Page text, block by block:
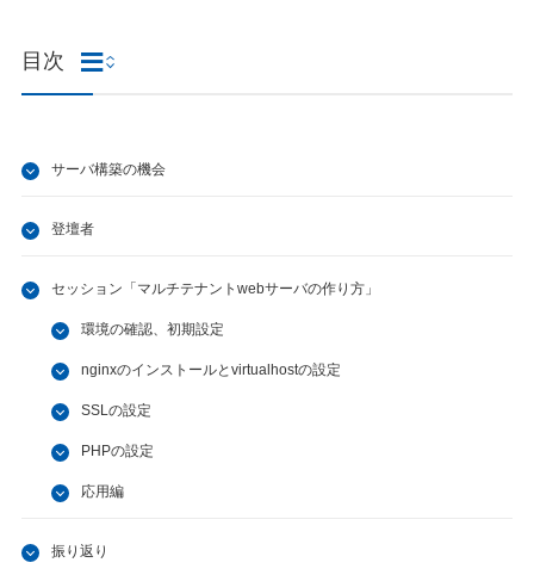
目次
サーバ構築の機会
登壇者
セッション「マルチテナントwebサーバの作り方」
環境の確認、初期設定
nginxのインストールとvirtualhostの設定
SSLの設定
PHPの設定
応用編
振り返り